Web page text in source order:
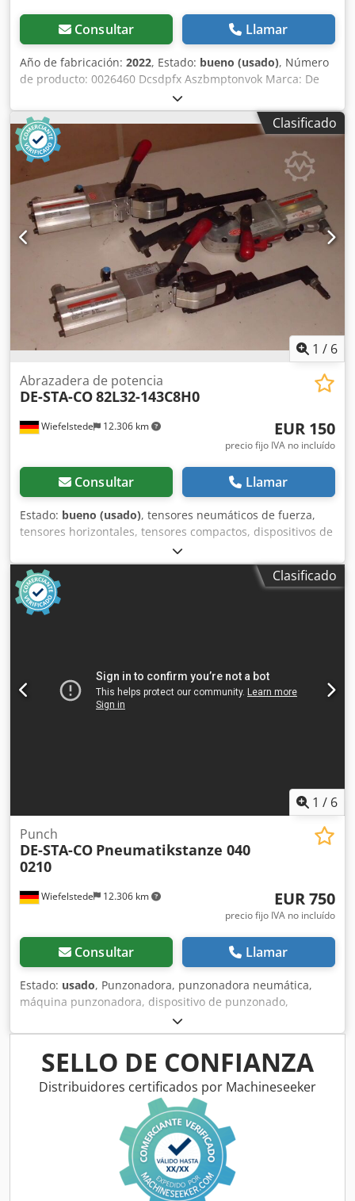
Consultar Llamar
Año de fabricación: 2022, Estado: bueno (usado), Número
de producto: 0026460 Dcsdpfx Aszbmptonvok Marca: De
Kuiper Modelo: Soror Categoría del producto: Freidoras
Longitud: 2700 mm Anchura: 920 mm Altura: 1800 mm
Tensión de conexión (V): 400 Potencia (W): 47150 Año de
fabricación: 2022 Equipado con sistema de filtrado de
grasa. Incluye 3 cubas (1x ORE440 y 2x ORE540) y bandeja
de desbaste.
Clasificado
1 / 6
Wiefelstede 12.306 km
Abrazadera de potencia
DE-STA-CO82L32-143C8H0
EUR 150
precio fijo IVA no incluído
Consultar Llamar
Estado: bueno (usado), tensores neumáticos de fuerza,
tensores horizontales, tensores compactos, dispositivos de
sujeción, tensores neumáticos de fuerza -Tipo: 82L32-
143C8H0 Dsdpfx Aneb A H E Isvsck -Cantidad: 4 unidades
disponibles -Precio: por unidad -Peso: 2,1 kg/unidadClasificado
1 / 6
Wiefelstede 12.306 km
Punch
DE-STA-CO Pneumatikstanze 040
0210
EUR 750
precio fijo IVA no incluído
Consultar Llamar
Estado: usado, Punzonadora, punzonadora neumática,
máquina punzonadora, dispositivo de punzonado,
máquina perforadora, punzonadora neumática manual -
Fabricante: DE-STA-CO, punzonadora neumática Djdefwx
Uyspfx Anvock -Tipo: 040 0210 -Punzón integrado: Ø 2,5
mm -Salida máxima: 25 mm -Dimensiones: 190/200/A510
mm -Peso: 24 kg
SELLO DE CONFIANZA
Distribuidores certificados por Machineseeker